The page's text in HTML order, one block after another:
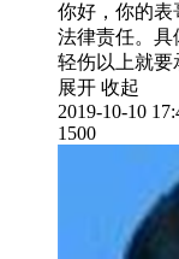
你好，你的表
法律责任。具
轻伤以上就要
展开 收起
2019-10-10
1500